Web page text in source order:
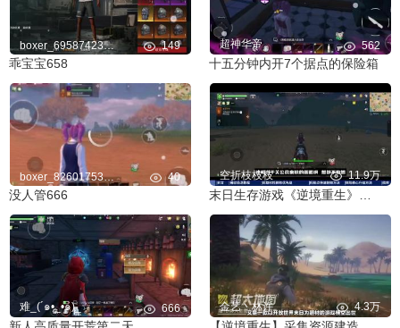
boxer_695874231pd 149
乖宝宝658
超神华帝 562
十五分钟内开7个据点的保险箱
boxer_826017534ka 40
没人管666
空折枝枝枝 11.9万
难_(´๑•_•๑)_☆ 666 金艺丶林许 4.3万